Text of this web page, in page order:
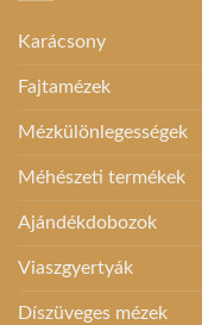
Karácsony
Fajtamézek
Mézkülönlegességek
Méhészeti termékek
Ajándékdobozok
Viaszgyertyák
Díszüveges mézek